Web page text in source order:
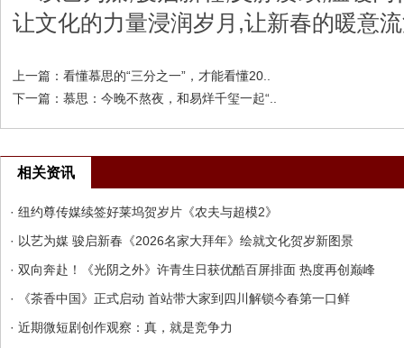
让文化的力量浸润岁月,让新春的暖意
上一篇： 看懂慕思的“三分之一”，才能看懂20..
下一篇： 慕思：今晚不熬夜，和易烊千玺一起“..
相关资讯
· 纽约尊传媒续签好莱坞贺岁片《农夫与超模2》
· 以艺为媒 骏启新春《2026名家大拜年》绘就文化贺岁新图景
· 双向奔赴！《光阴之外》许青生日获优酷百屏排面 热度再创巅峰
· 《茶香中国》正式启动 首站带大家到四川解锁今春第一口鲜
· 近期微短剧创作观察：真，就是竞争力